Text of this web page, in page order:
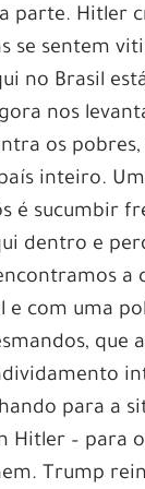
parte. Hitler
se sentem
no Brasil
nos
os
inteiro.
é sucumbir
dentro e
a
e com uma
que
para a
Hitler – para
Trump